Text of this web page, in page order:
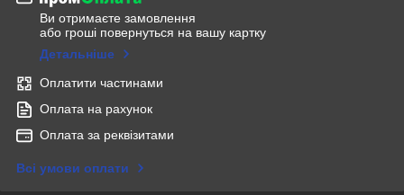
Ви отримаєте замовлення
або гроші повернуться на вашу картку
Детальніше
Оплатити частинами
Оплата на рахунок
Оплата за реквізитами
Всі умови оплати